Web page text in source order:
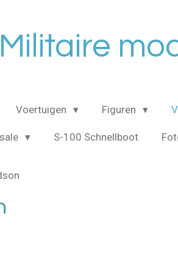
Militaire
Voertuigen Figuren
S-100 Schnellboot